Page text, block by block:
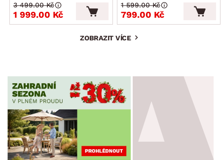
1 999.00 Kč
3 499.00 Kč
799.00 Kč
1 599.00 Kč
ZOBRAZIT VÍCE